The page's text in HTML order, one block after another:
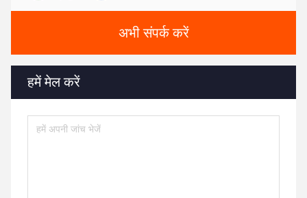
अभी संपर्क करें
हमें मेल करें